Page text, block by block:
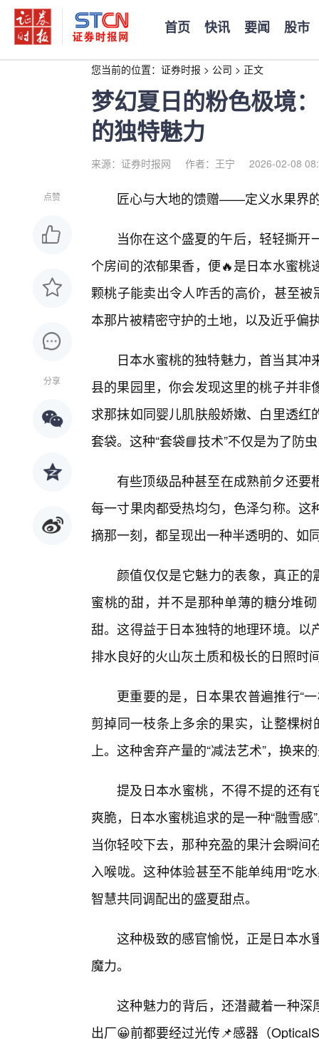
首页 快讯 要闻 股市
您当前的位置： 证券时报 > 公司 > 正文
梦幻夏日的粉色极境
的独特魅力
来源：证券时报网 作者：王宁 2026-02-08
点赞
分享
匠心与大地的馈赠——定义水果界
当你在这个盛夏的午后，轻轻撕
个房间的浓郁果香，便🔥是日本水蜜
颗桃子能卖出令人咋舌的高价，甚至
本那片被精密守护的土地，以及近乎偏
日本水蜜桃的独特魅力，首当其
县的果园里，你会发现这里的桃子并
求那抹如同婴儿肌肤般娇嫩、白里透
套袋。这种“套袋📘技术”不仅是为了防
有些顶级品种甚至在成熟前夕还
每一寸果肉都受热均匀，色泽匀称。
摘那一刻，都呈现出一种半透明的、如
颜值仅仅是它魅力的表象，真正的
蜜桃的甜，并不是那种单薄的糖分堆
甜。这得益于日本独特的地理环境。
排水良好的火山灰土质和极长的日照时
更重要的是，日本果农普遍推行“
剪掉同一枝条上多余的果实，让整棵
上。这种舍弃产量的“减法艺术”，换
提及日本水蜜桃，不得不提的还有
爽脆，日本水蜜桃追求的是一种“融雪
当你轻咬下去，那种充盈的果汁会瞬
入喉咙。这种体验甚至不能单纯用“吃
智慧共同调配出的盛夏甜点。
这种极致的感官愉悦，正是日本水
魔力。
这种魅力的背后，还潜藏着一种深
出厂😀前都要经过光传📌感器（